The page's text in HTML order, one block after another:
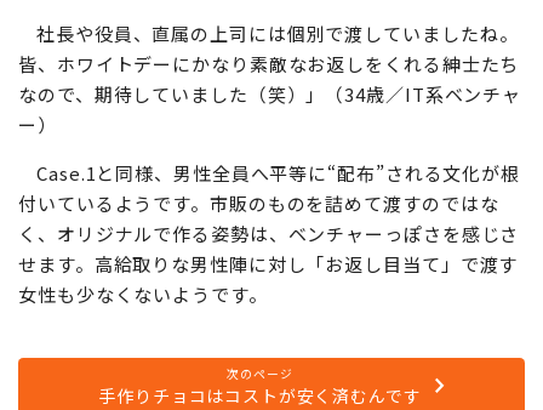
社長や役員、直属の上司には個別で渡していましたね。
皆、ホワイトデーにかなり素敵なお返しをくれる紳士たち
なので、期待していました（笑）」（34歳／IT系ベンチャ
ー）
Case.1と同様、男性全員へ平等に“配布”される文化が根
付いているようです。市販のものを詰めて渡すのではな
く、オリジナルで作る姿勢は、ベンチャーっぽさを感じさ
せます。高給取りな男性陣に対し「お返し目当て」で渡す
女性も少なくないようです。
次のページ
手作りチョコはコストが安く済むんです